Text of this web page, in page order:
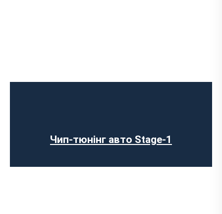
Чип-тюнінг авто Stage-1